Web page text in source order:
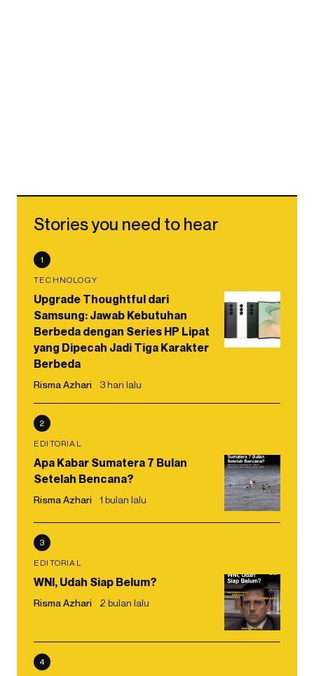
Stories you need to hear
1
TECHNOLOGY
Upgrade Thoughtful dari
Samsung: Jawab Kebutuhan
Berbeda dengan Series HP Lipat
yang Dipecah Jadi Tiga Karakter
Berbeda
Risma Azhari 3 hari lalu
2
EDITORIAL
Apa Kabar Sumatera 7 Bulan
Setelah Bencana?
Risma Azhari 1 bulan lalu
3
EDITORIAL
WNI, Udah Siap Belum?
Risma Azhari 2 bulan lalu
4